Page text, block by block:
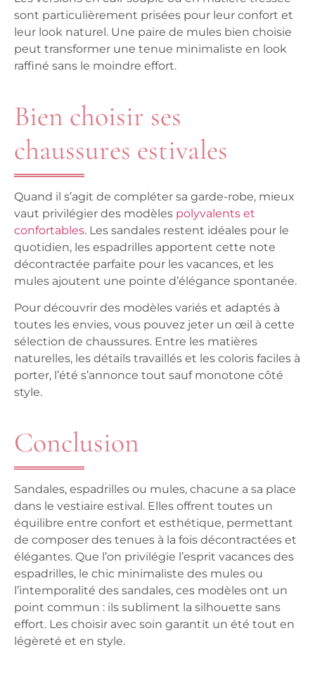
sont particulièrement prisées pour leur confort et
leur look naturel. Une paire de mules bien choisie
peut transformer une tenue minimaliste en look
raffiné sans le moindre effort.
Bien choisir ses
chaussures estivales
Quand il s’agit de compléter sa garde-robe, mieux
vaut privilégier des modèles polyvalents et
confortables. Les sandales restent idéales pour le
quotidien, les espadrilles apportent cette note
décontractée parfaite pour les vacances, et les
mules ajoutent une pointe d’élégance spontanée.
Pour découvrir des modèles variés et adaptés à
toutes les envies, vous pouvez jeter un œil à cette
sélection de chaussures. Entre les matières
naturelles, les détails travaillés et les coloris faciles à
porter, l’été s’annonce tout sauf monotone côté
style.
Conclusion
Sandales, espadrilles ou mules, chacune a sa place
dans le vestiaire estival. Elles offrent toutes un
équilibre entre confort et esthétique, permettant
de composer des tenues à la fois décontractées et
élégantes. Que l’on privilégie l’esprit vacances des
espadrilles, le chic minimaliste des mules ou
l’intemporalité des sandales, ces modèles ont un
point commun : ils subliment la silhouette sans
effort. Les choisir avec soin garantit un été tout en
légèreté et en style.